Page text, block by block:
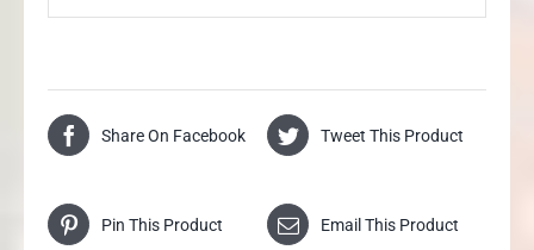
Share On Facebook Tweet This Product
Pin This Product Email This Product